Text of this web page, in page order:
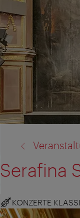
Serafina
KONZERTE